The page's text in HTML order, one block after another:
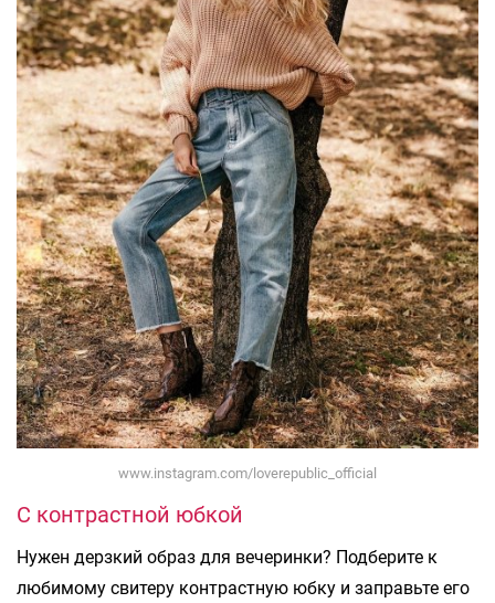
www.instagram.com/loverepublic_official
С контрастной юбкой
Нужен дерзкий образ для вечеринки? Подберите к
любимому свитеру контрастную юбку и заправьте его